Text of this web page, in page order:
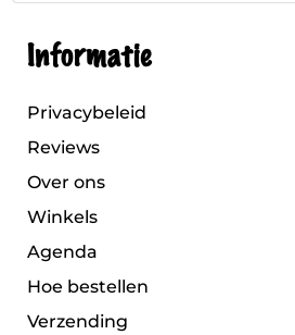
Informatie
Privacybeleid
Reviews
Over ons
Winkels
Agenda
Hoe bestellen
Verzending